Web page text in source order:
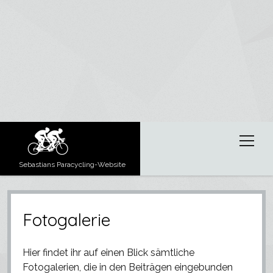
Sebastians Paracycling-Website
Menü
Berichte Menü
Erfahrungsberichte
Tipps und Tricks zu Tandems
Über mich
Paracycling
Fotogalerie
Hier findet ihr auf einen Blick sämtliche
Fotogalerien, die in den Beiträgen eingebunden